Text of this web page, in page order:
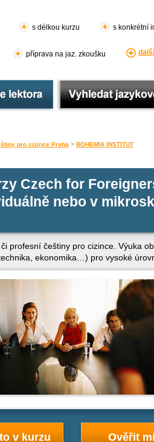
s délkou kurzu s konkrétní
příprava na jaz. zkoušku
pro cizince Praha > BOHEMIA INSTITUT
Czech for
nebo v
profesní češtiny pro cizince. Výuka
ekonomika…) pro vysoké
v kurzu Ověřit